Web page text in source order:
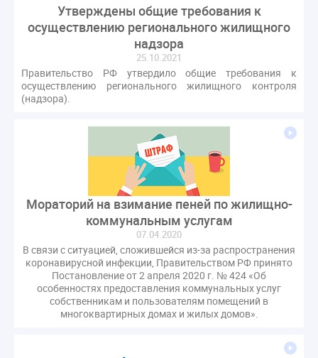
Утверждены общие требования к
осуществлению регионального жилищного
надзора
25.10.2021
Правительство РФ утвердило общие требования к
осуществлению регионального жилищного контроля
(надзора).
Мораторий на взимание пеней по жилищно-
коммунальным услугам
07.04.2020
В связи с ситуацией, сложившейся из-за распространения
коронавирусной инфекции, Правительством РФ принято
Постановление от 2 апреля 2020 г. № 424 «Об
особенностях предоставления коммунальных услуг
собственникам и пользователям помещений в
многоквартирных домах и жилых домов».